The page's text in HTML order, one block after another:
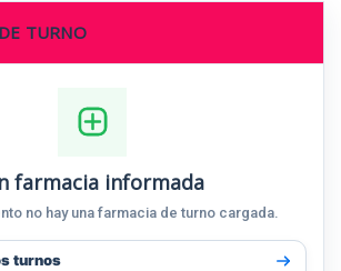
TURNO
farmacia informada
no hay una farmacia de turno cargada.
turnos